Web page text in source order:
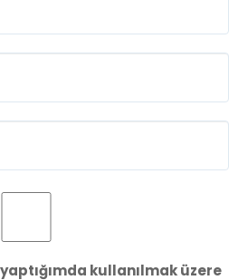
kullanılmak üzere